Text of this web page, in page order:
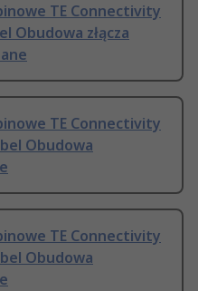
TE Connectivity
Obudowa złącza
TE Connectivity
Obudowa
TE Connectivity
Obudowa